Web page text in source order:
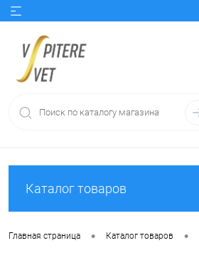
Каталог товаров
Главная страница • Каталог товаров •